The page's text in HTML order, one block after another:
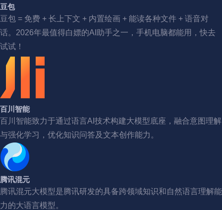
豆包
豆包 = 免费 + 长上下文 + 内置绘画 + 能读各种文件 + 语音对
话。2026年最值得白嫖的AI助手之一，手机电脑都能用，快去
试试！
百川智能
百川智能致力于通过语言AI技术构建大模型底座，融合意图理解
与强化学习，优化知识问答及文本创作能力。
腾讯混元
腾讯混元大模型是腾讯研发的具备跨领域知识和自然语言理解能
力的大语言模型。